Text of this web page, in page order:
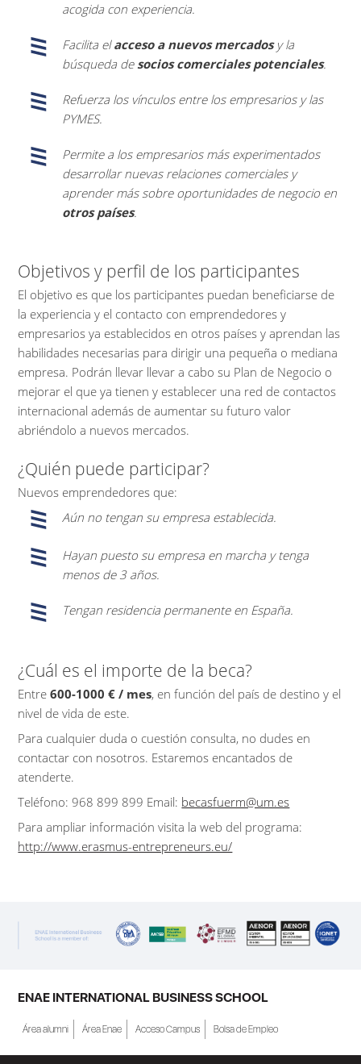
acogida con experiencia.
Facilita elacceso a nuevos mercados y la
búsqueda de socios comerciales potenciales.
Refuerza los vínculos entre los empresarios y las
PYMES.
Permite a los empresarios más experimentados
desarrollar nuevas relaciones comerciales y
aprender más sobre oportunidades de negocio en
otros países.
Objetivos y perfil de los participantes
El objetivo es que los participantes puedan beneficiarse de
la experiencia y el contacto con emprendedores y
empresarios ya establecidos en otros países y aprendan las
habilidades necesarias para dirigir una pequeña o mediana
empresa. Podrán llevar llevar a cabo su Plan de Negocio o
mejorar el que ya tienen y establecer una red de contactos
internacional además de aumentar su futuro valor
abriéndolo a nuevos mercados.
¿Quién puede participar?
Nuevos emprendedores que:
Aún no tengan su empresa establecida.
Hayan puesto su empresa en marcha y tenga
menos de 3 años.
Tengan residencia permanente en España.
¿Cuál es el importe de la beca?
Entre600-1000 € / mes, en función del país de destino y el
nivel de vida de este.
Para cualquier duda o cuestión consulta, no dudes en
contactar con nosotros. Estaremos encantados de
atenderte.
Teléfono: 968 899 899 Email: becasfuerm@um.es
Para ampliar información visita la web del programa:
http://www.erasmus-entrepreneurs.eu/
ENAE INTERNATIONAL BUSINESS SCHOOL
Área alumni Área Enae Acceso Campus Bolsa de Empleo